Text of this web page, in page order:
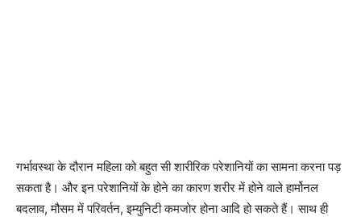
गर्भावस्था के दौरान महिला को बहुत सी शारीरिक परेशानियों का सामना करना पड़
सकता है। और इन परेशानियों के होने का कारण शरीर में होने वाले हार्मोनल
बदलाव, मौसम में परिवर्तन, इम्युनिटी कमजोर होना आदि हो सकते हैं। साथ ही